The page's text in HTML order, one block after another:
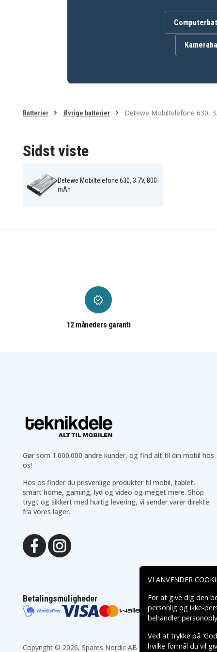
Batteriet er kompatibelt med følgende produkter:
Aastra 610d
Aastra 650c
Detewe 632d
Detewe 650c
Mitel 600d
Telekom Comfort Pro
500
Batterier Øvrige batterier Detewe Mobiltelefone 630,
Sidst viste
Detewe Mobiltelefone 630, 3.7V, 800
mAh
12 måneders garanti
Gør som 1.000.000 andre kunder, og find alt til din mobil hos
os!
Hos os finder du prisvenlige produkter til mobil, tablet,
smart home, gaming, lyd og video og meget mere. Shop
trygt og sikkert med hurtig levering, vi sender varer direkte
fra vores lager.
Betalingsmuligheder
Copyright © 2026, Spares Nordic AB
VI ANVENDER
For at give dig den
personlig og ikke-
behandler
Ved at trykke på
hvilke formål du vil